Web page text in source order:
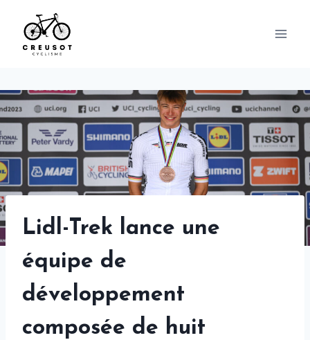
content
Lidl-Trek lance une
équipe de
développement
composée de huit